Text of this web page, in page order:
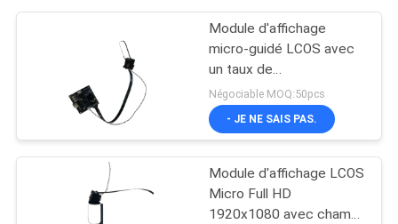
Module d'affichage
micro-guidé LCOS avec
un taux de
rafraîchissement de 120
Hz 40 ° FOV et une
résolution de 1920 x
Négociable MOQ:50pcs
- JE NE SAIS PAS.
Module d'affichage LCOS
Micro Full HD
1920x1080 avec champ